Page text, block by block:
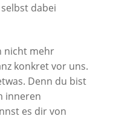
dabei
nicht mehr
konkret vor uns.
Denn du bist
inneren
es dir von